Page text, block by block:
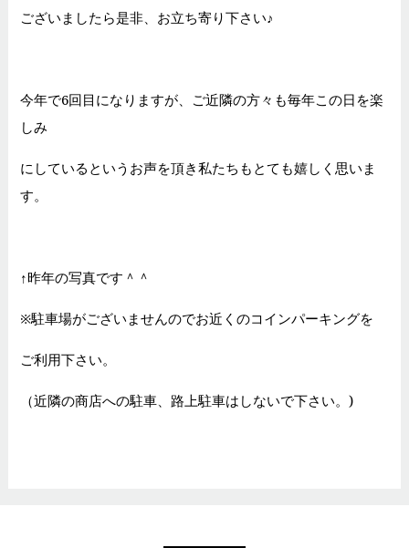
ございましたら是非、お立ち寄り下さい♪
今年で6回目になりますが、ご近隣の方々も毎年この日を楽
しみ
にしているというお声を頂き私たちもとても嬉しく思いま
す。
↑昨年の写真です＾＾
※駐車場がございませんのでお近くのコインパーキングを
ご利用下さい。
（近隣の商店への駐車、路上駐車はしないで下さい。)